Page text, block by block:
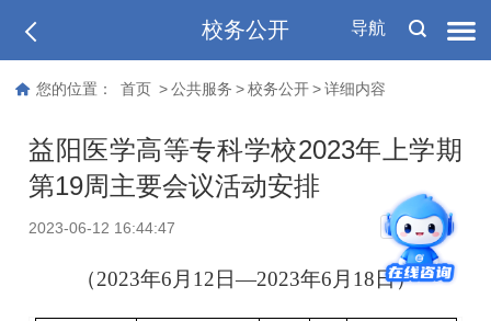
导航
校务公开
您的位置： 首页 > 公共服务 > 校务公开 > 详细内容
益阳医学高等专科学校2023年上学期
第19周主要会议活动安排
2023-06-12 16:44:47 T T
（2023年6 月 12日—2023年6 月 18日）